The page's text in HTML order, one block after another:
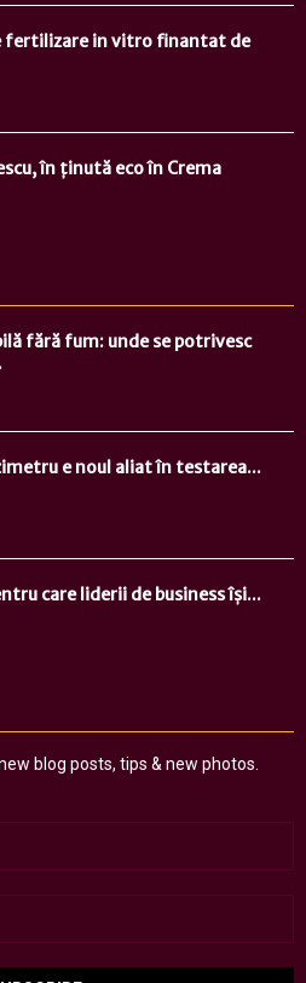
fertilizare in vitro finantat de
în ținută eco în Crema
fără fum: unde se potrivesc
e noul aliat în testarea...
care liderii de business își...
blog posts, tips & new photos.